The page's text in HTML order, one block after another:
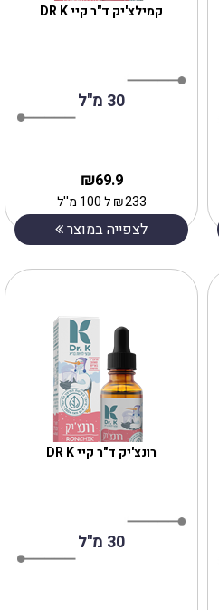
קמילצ'יק ד"ר קיי DR K
30 מ"ל
69.9
₪
233
₪ל 100 מ''ל
לצפייה במוצר
רונצ'יק ד"ר קיי DR K
30 מ''ל